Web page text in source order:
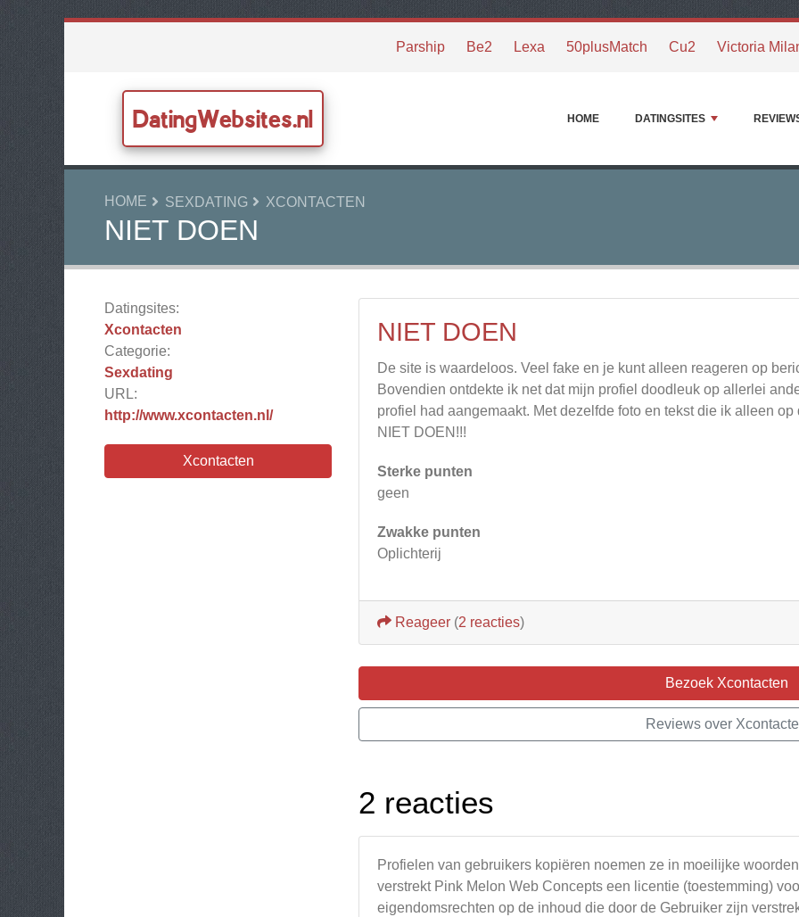
Parship Be2 Lexa 50plusMatch Cu2 Victoria
DatingWebsites.nl HOME DATINGSITES
HOME SEXDATING XCONTACTEN
NIET DOEN
Datingsites:
Xcontacten
Categorie:
Sexdating
URL:
http://www.xcontacten.nl/
Xcontacten
NIET DOEN
De site is waardeloos. Veel fake en je kunt alleen reageren op
Bovendien ontdekte ik net dat mijn profiel doodleuk op allerlei
profiel had aangemaakt. Met dezelfde foto en tekst die ik alleen
NIET DOEN!!!
Sterke punten
geen
Zwakke punten
Oplichterij
Reageer (2 reacties)
Bezoek Xcontacten
Reviews over
2 reacties
Profielen van gebruikers kopiëren noemen ze in moeilijke
verstrekt Pink Melon Web Concepts een licentie (toestemming)
eigendomsrechten op de inhoud die door de Gebruiker zijn